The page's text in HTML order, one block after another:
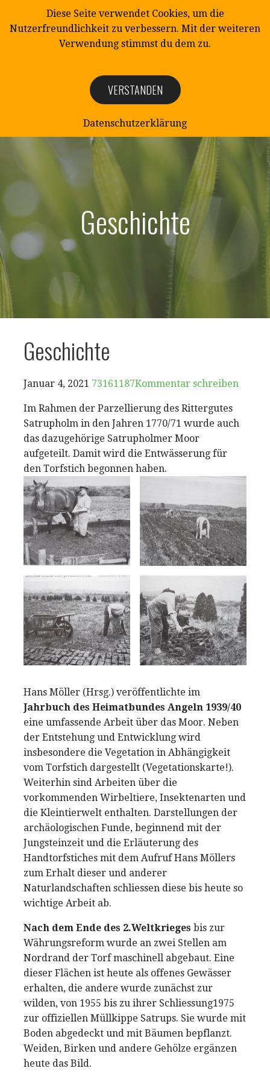
springen
NATURSCHUTZ
Naturschutzverein Mittelangeln e.V.
Geschichte
Geschichte
Januar 4, 2021 73161187Kommentar schreiben
Im Rahmen der Parzellierung des Rittergutes
Satrupholm in den Jahren 1770/71 wurde auch
das dazugehörige Satrupholmer Moor
aufgeteilt. Damit wird die Entwässerung für
den Torfstich begonnen haben.
Hans Möller (Hrsg.) veröffentlichte im
Jahrbuch des Heimatbundes Angeln 1939/40
eine umfassende Arbeit über das Moor. Neben
der Entstehung und Entwicklung wird
insbesondere die Vegetation in Abhängigkeit
vom Torfstich dargestellt (Vegetationskarte!).
Weiterhin sind Arbeiten über die
vorkommenden Wirbeltiere, Insektenarten und
die Kleintierwelt enthalten. Darstellungen der
archäologischen Funde, beginnend mit der
Jungsteinzeit und die Erläuterung des
Handtorfstiches mit dem Aufruf Hans Möllers
zum Erhalt dieser und anderer
Naturlandschaften schliessen diese bis heute so
wichtige Arbeit ab.
Nach dem Ende des 2.Weltkrieges bis zur
Währungsreform wurde an zwei Stellen am
Nordrand der Torf maschinell abgebaut. Eine
dieser Flächen ist heute als offenes Gewässer
erhalten, die andere wurde zunächst zur
wilden, von 1955 bis zu ihrer Schliessung1975
zur offiziellen Müllkippe Satrups. Sie wurde mit
Boden abgedeckt und mit Bäumen bepflanzt.
Weiden, Birken und andere Gehölze ergänzen
heute das Bild.
Diese Seite verwendet Cookies, um die
Nutzerfreundlichkeit zu verbessern. Mit der weiteren
Verwendung stimmst du dem zu.
VERSTANDEN
Datenschutzerklärung